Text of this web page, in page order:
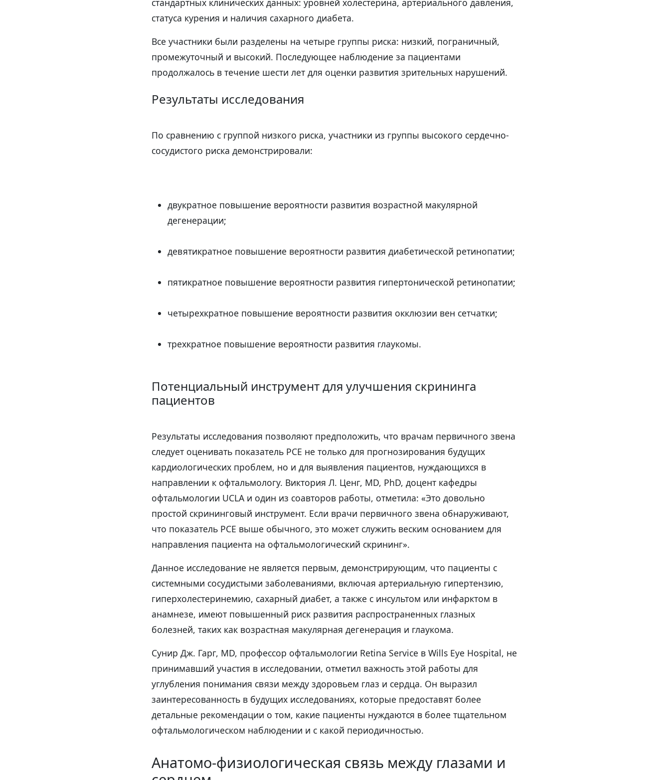
стандартных клинических данных: уровней холестерина, артериального давления,
статуса курения и наличия сахарного диабета.
Все участники были разделены на четыре группы риска: низкий, пограничный,
промежуточный и высокий. Последующее наблюдение за пациентами
продолжалось в течение шести лет для оценки развития зрительных нарушений.
Результаты исследования
По сравнению с группой низкого риска, участники из группы высокого сердечно-
сосудистого риска демонстрировали:
двукратное повышение вероятности развития возрастной макулярной
дегенерации;
девятикратное повышение вероятности развития диабетической ретинопатии;
пятикратное повышение вероятности развития гипертонической ретинопатии;
четырехкратное повышение вероятности развития окклюзии вен сетчатки;
трехкратное повышение вероятности развития глаукомы.
Потенциальный инструмент для улучшения скрининга
пациентов
Результаты исследования позволяют предположить, что врачам первичного звена
следует оценивать показатель PCE не только для прогнозирования будущих
кардиологических проблем, но и для выявления пациентов, нуждающихся в
направлении к офтальмологу. Виктория Л. Ценг, MD, PhD, доцент кафедры
офтальмологии UCLA и один из соавторов работы, отметила: «Это довольно
простой скрининговый инструмент. Если врачи первичного звена обнаруживают,
что показатель PCE выше обычного, это может служить веским основанием для
направления пациента на офтальмологический скрининг».
Данное исследование не является первым, демонстрирующим, что пациенты с
системными сосудистыми заболеваниями, включая артериальную гипертензию,
гиперхолестеринемию, сахарный диабет, а также с инсультом или инфарктом в
анамнезе, имеют повышенный риск развития распространенных глазных
болезней, таких как возрастная макулярная дегенерация и глаукома.
Сунир Дж. Гарг, MD, профессор офтальмологии Retina Service в Wills Eye Hospital, не
принимавший участия в исследовании, отметил важность этой работы для
углубления понимания связи между здоровьем глаз и сердца. Он выразил
заинтересованность в будущих исследованиях, которые предоставят более
детальные рекомендации о том, какие пациенты нуждаются в более тщательном
офтальмологическом наблюдении и с какой периодичностью.
Анатомо-физиологическая связь между глазами и